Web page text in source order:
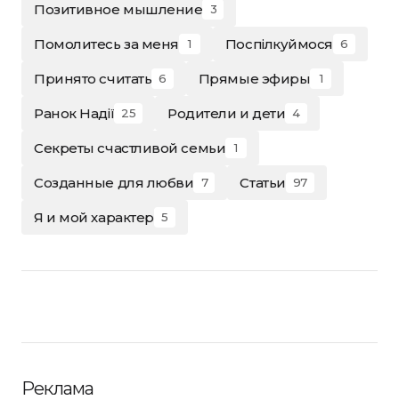
Позитивное мышление 3
Помолитесь за меня 1 Поспілкуймося 6
Принято считать 6 Прямые эфиры 1
Ранок Надії 25 Родители и дети 4
Секреты счастливой семьи 1
Созданные для любви 7 Статьи 97
Я и мой характер 5
Реклама